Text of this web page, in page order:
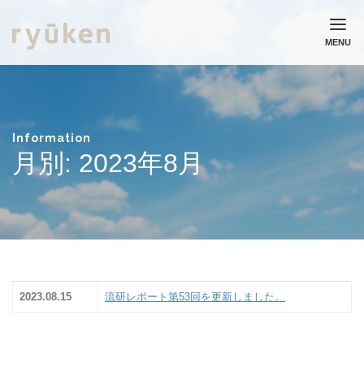
業務実績
コラム
ニュース
採用情報
お問い合わせ
MENU
Information
月別: 2023年8月
2023.08.15 流研レポート第53回を更新しました。